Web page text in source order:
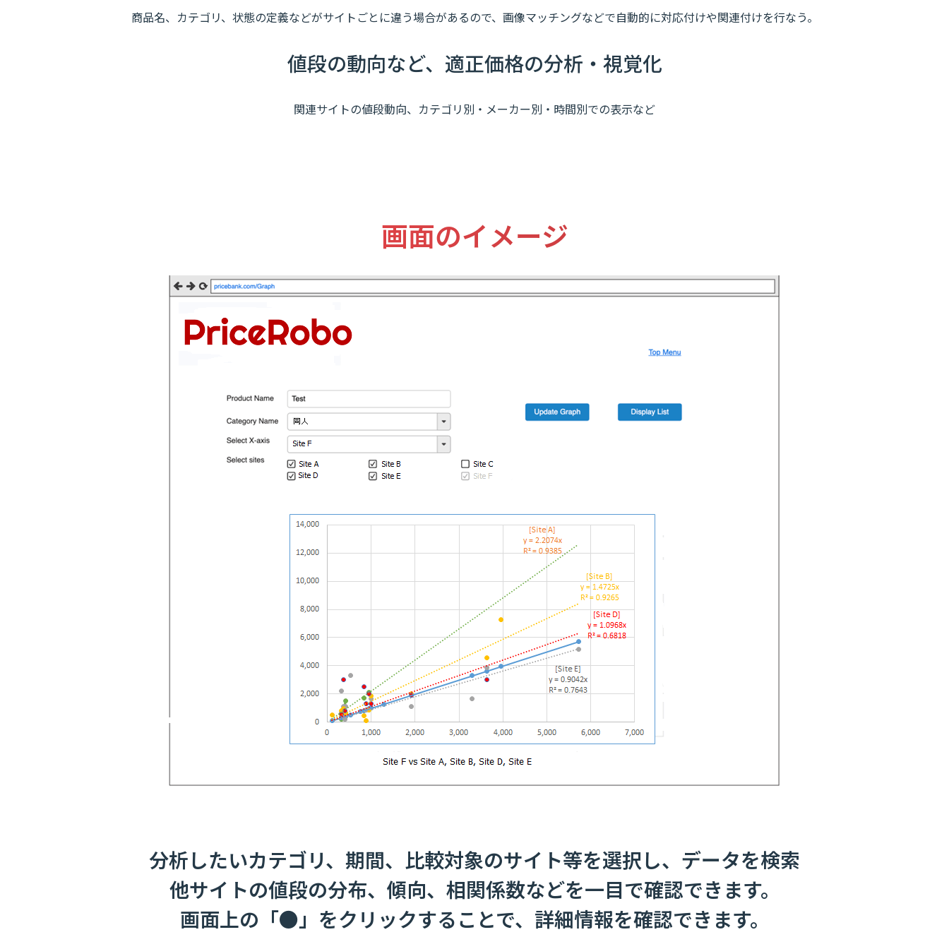
商品名、カテゴリ、状態の定義などがサイトごとに違う場合があるので、画像マッチングなどで自動的に対応付けや関連付けを行なう。
値段の動向など、適正価格の分析・視覚化
関連サイトの値段動向、カテゴリ別・メーカー別・時間別での表示など
画面のイメージ
分析したいカテゴリ、期間、比較対象のサイト等を選択し、データを検索
他サイトの値段の分布、傾向、相関係数などを一目で確認できます。
画面上の「●」をクリックすることで、詳細情報を確認できます。